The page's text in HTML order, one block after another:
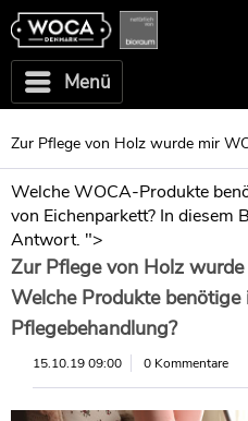
Menü
Zur Pflege von Holz wurde mir
Welche WOCA-Produkte
von Eichenparkett? In diesem
Antwort. ">
Zur Pflege von Holz
Welche Produkte
Pflegebehandlung?
15.10.19 09:00 0 Kommentare